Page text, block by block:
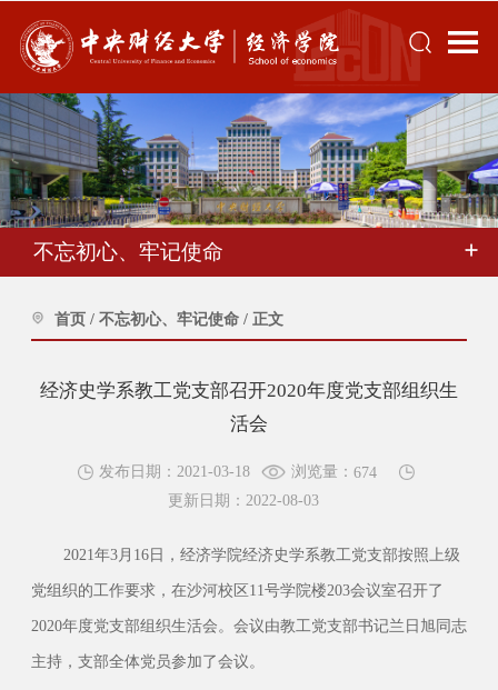
不忘初心、牢记使命
首页 / 不忘初心、牢记使命 / 正文
经济史学系教工党支部召开2020年度党支部组织生
活会
发布日期：2021-03-18 浏览量： 674
更新日期：2022-08-03
2021年3月16日，经济学院经济史学系教工党支部按照上级
党组织的工作要求，在沙河校区11号学院楼203会议室召开了
2020年度党支部组织生活会。会议由教工党支部书记兰日旭同志
主持，支部全体党员参加了会议。